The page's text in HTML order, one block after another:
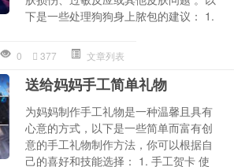
下是一些处理狗狗身上脓包的建议： 1.
0 377 文章列表
送给妈妈手工简单礼物
为妈妈制作手工礼物是一种温馨且具有
心意的方式，以下是一些简单而富有创
意的手工礼物制作方法，你可以根据自
己的喜好和技能选择： 1. 手工贺卡 使